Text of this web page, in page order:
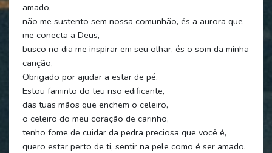
amado,
não me sustento sem nossa comunhão, és a aurora que
me conecta a Deus,
busco no dia me inspirar em seu olhar, és o som da minha
canção,
Obrigado por ajudar a estar de pé.
Estou faminto do teu riso edificante,
das tuas mãos que enchem o celeiro,
o celeiro do meu coração de carinho,
tenho fome de cuidar da pedra preciosa que você é,
quero estar perto de ti, sentir na pele como é ser amado.